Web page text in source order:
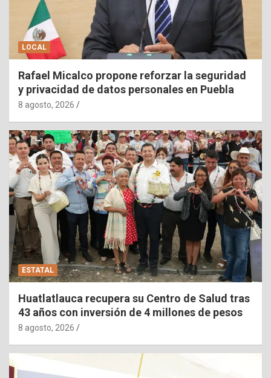
LOCAL
Rafael Micalco propone reforzar la seguridad
y privacidad de datos personales en Puebla
8 agosto, 2026
ESTATAL
Huatlatlauca recupera su Centro de Salud tras
43 años con inversión de 4 millones de pesos
8 agosto, 2026